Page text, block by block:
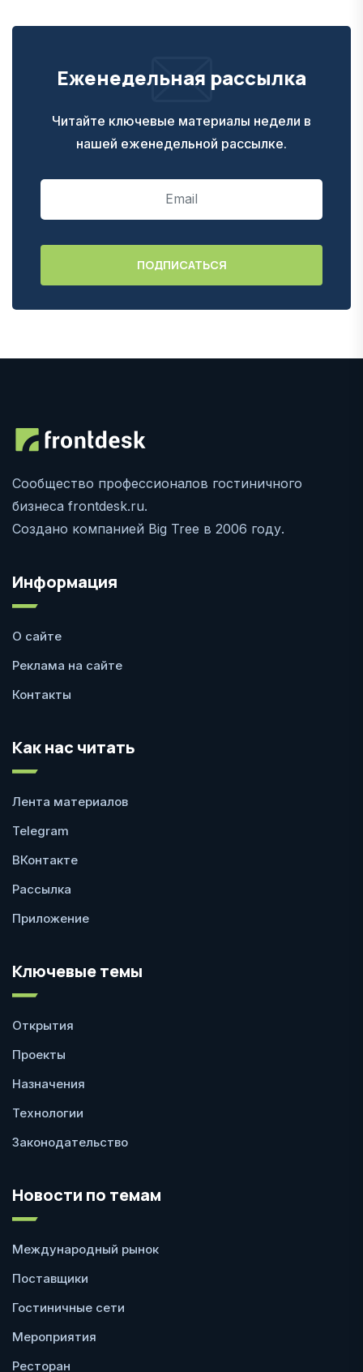
Еженедельная рассылка
Читайте ключевые материалы недели в
нашей еженедельной рассылке.
Сообщество профессионалов гостиничного
бизнеса frontdesk.ru.
Создано компанией Big Tree в 2006 году.
Информация
О сайте
Реклама на сайте
Контакты
Как нас читать
Лента материалов
Telegram
ВКонтакте
Рассылка
Приложение
Ключевые темы
Открытия
Проекты
Назначения
Технологии
Законодательство
Новости по темам
Международный рынок
Поставщики
Гостиничные сети
Мероприятия
Ресторан